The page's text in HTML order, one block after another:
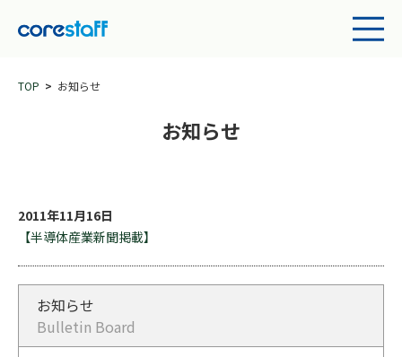
TOP お知らせ
お知らせ
2011年11月16日
【半導体産業新聞掲載】
お知らせ
Bulletin Board